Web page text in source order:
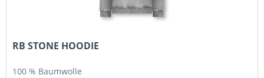
RB STONE HOODIE
100 % Baumwolle